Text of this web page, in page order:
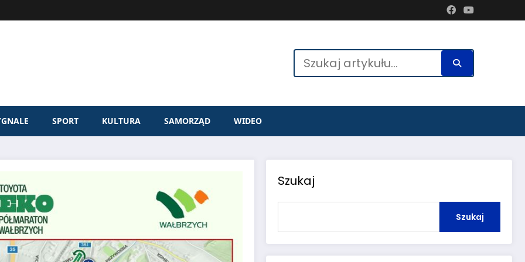
SPORT KULTURA SAMORZĄD WIDEO
Szukaj
Szukaj